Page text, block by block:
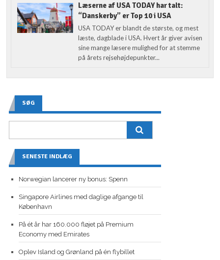
Læserne af USA TODAY har talt:
“Danskerby” er Top 10 i USA
USA TODAY er blandt de største, og mest
læste, dagblade i USA. Hvert år giver avisen
sine mange læsere mulighed for at stemme
på årets rejsehøjdepunkter...
SØG
SENESTE INDLÆG
Norwegian lancerer ny bonus: Spenn
Singapore Airlines med daglige afgange til
København
På ét år har 160.000 fløjet på Premium
Economy med Emirates
Oplev Island og Grønland på én flybillet